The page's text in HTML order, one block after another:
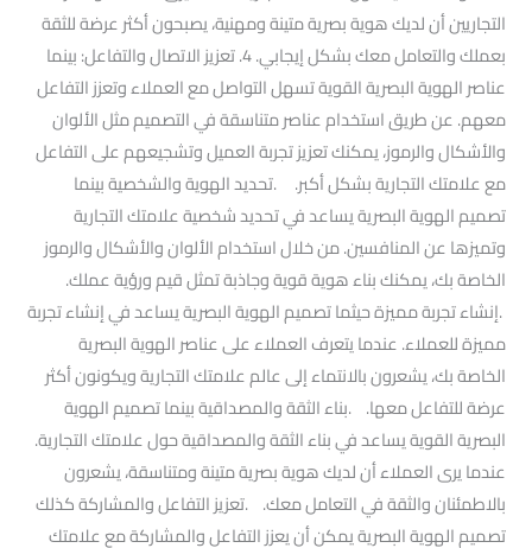
التجاريين أن لديك هوية بصرية متينة ومهنية، يصبحون أكثر عرضة للثقة
بعملك والتعامل معك بشكل إيجابي. 4. تعزيز الاتصال والتفاعل: بينما
عناصر الهوية البصرية القوية تسهل التواصل مع العملاء وتعزز التفاعل
معهم. عن طريق استخدام عناصر متناسقة في التصميم مثل الألوان
والأشكال والرموز، يمكنك تعزيز تجربة العميل وتشجيعهم على التفاعل
مع علامتك التجارية بشكل أكبر. .تحديد الهوية والشخصية بينما
تصميم الهوية البصرية يساعد في تحديد شخصية علامتك التجارية
وتميزها عن المنافسين. من خلال استخدام الألوان والأشكال والرموز
الخاصة بك، يمكنك بناء هوية قوية وجاذبة تمثل قيم ورؤية عملك.
.إنشاء تجربة مميزة حيثما تصميم الهوية البصرية يساعد في إنشاء تجربة
مميزة للعملاء. عندما يتعرف العملاء على عناصر الهوية البصرية
الخاصة بك، يشعرون بالانتماء إلى عالم علامتك التجارية ويكونون أكثر
عرضة للتفاعل معها. .بناء الثقة والمصداقية بينما تصميم الهوية
البصرية القوية يساعد في بناء الثقة والمصداقية حول علامتك التجارية.
عندما يرى العملاء أن لديك هوية بصرية متينة ومتناسقة، يشعرون
بالاطمئنان والثقة في التعامل معك. .تعزيز التفاعل والمشاركة كذلك
تصميم الهوية البصرية يمكن أن يعزز التفاعل والمشاركة مع علامتك